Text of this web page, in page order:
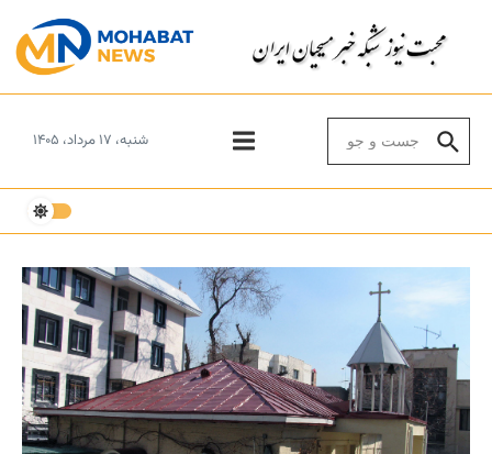
شنبه، ۱۷ مرداد، ۱۴۰۵